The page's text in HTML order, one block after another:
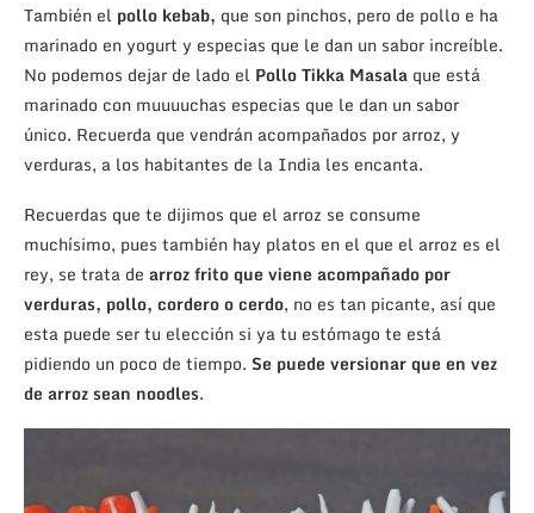
También el pollo kebab, que son pinchos, pero de pollo e ha
marinado en yogurt y especias que le dan un sabor increíble.
No podemos dejar de lado el Pollo Tikka Masala que está
marinado con muuuuchas especias que le dan un sabor
único. Recuerda que vendrán acompañados por arroz, y
verduras, a los habitantes de la India les encanta.
Recuerdas que te dijimos que el arroz se consume
muchísimo, pues también hay platos en el que el arroz es el
rey, se trata de arroz frito que viene acompañado por
verduras, pollo, cordero o cerdo, no es tan picante, así que
esta puede ser tu elección si ya tu estómago te está
pidiendo un poco de tiempo. Se puede versionar que en vez
de arroz sean noodles.